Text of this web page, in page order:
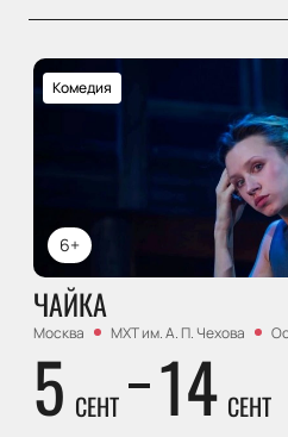
6+
Комедия
ЧАЙКА
Москва МХТ им. А. П. Чехова
5 СЕНТ 14 СЕНТ